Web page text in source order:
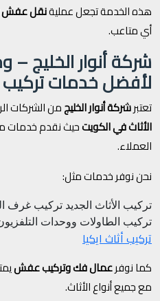
هذه الخدمة تجعل عمليةنقل عفش
أي متاعب.
شركة أنوار الخليج –
لأفضل خدمات تركيب
تعتبرشركة أنوار الخليجمن الشركات
الأثاث في الكويتحيث نقدم خدمات
العملاء.
نحن نوفر خدمات مثل:
تركيب الأثاث الجديد تركيب غرف
تركيب الطاولات ووحدات
تركيب أثاث ايكيا
كما نوفرعمال فك وتركيب عفش
مع جميع أنواع الأثاث.